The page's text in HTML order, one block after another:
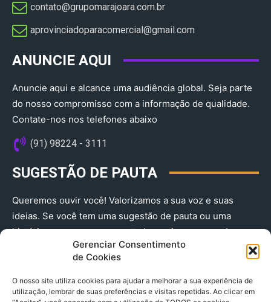
Gerenciar Consentimento
de Cookies
O nosso site utiliza cookies para ajudar a melhorar a sua experiência de
utilização, lembrar de suas preferências e visitas repetidas. Ao clicar em
contato@grupomarajoara.com.br
aprovinciadoparacomercial@gmail.com​
ANUNCIE AQUI
Anuncie aqui e alcance uma audiência global. Seja parte
do nosso compromisso com a informação de qualidade.
Contate-nos nos telefones abaixo
(91) 98224 - 3111
SUGESTÃO DE PAUTA
Queremos ouvir você! Valorizamos a sua voz e suas
ideias. Se você tem uma sugestão de pauta ou uma
história que merece ser contada, envie-nos agora!
(91) 98224 - 3111